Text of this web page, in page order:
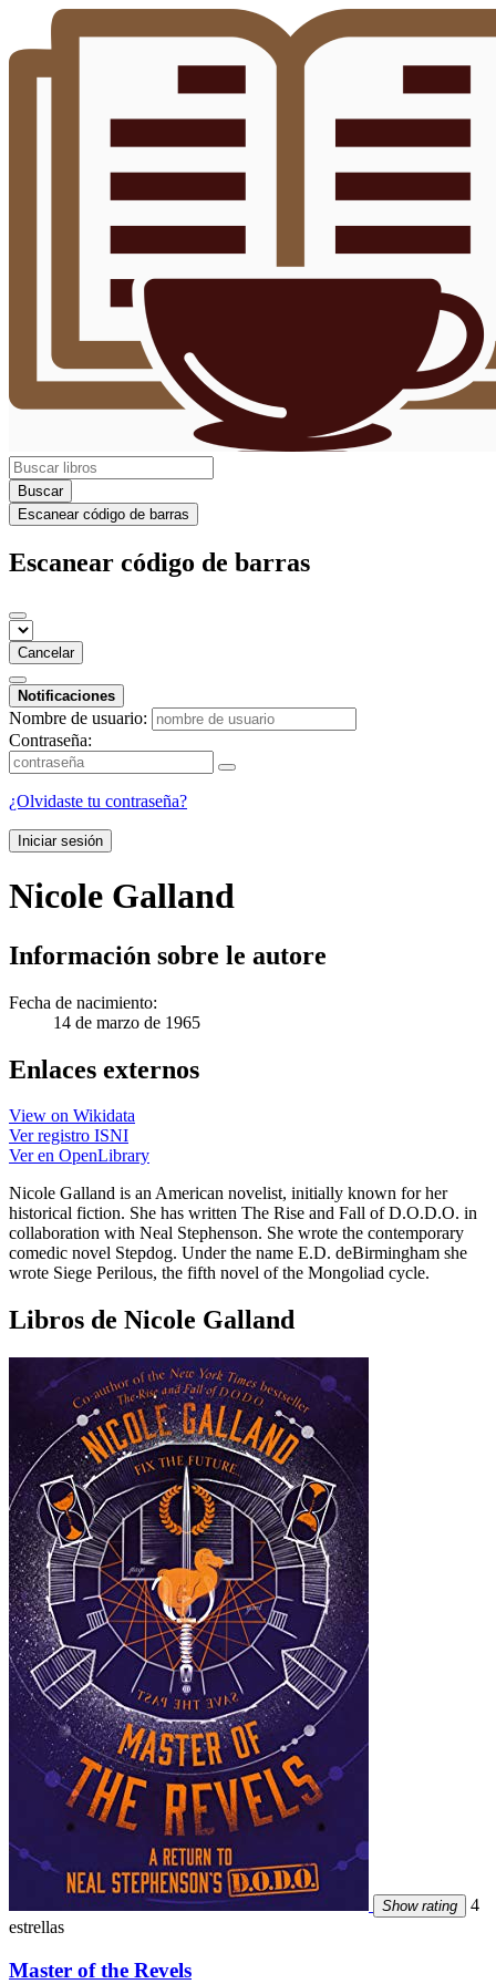
Buscar
Escanear código de barras
Escanear código de barras
Cancelar
Notificaciones
Nombre de usuario:
Contraseña:
¿Olvidaste tu contraseña?
Iniciar sesión
Nicole Galland
Información sobre le autore
Fecha de nacimiento:
14 de marzo de 1965
Enlaces externos
View on Wikidata
Ver registro ISNI
Ver en OpenLibrary
Nicole Galland is an American novelist, initially known for her
historical fiction. She has written The Rise and Fall of D.O.D.O. in
collaboration with Neal Stephenson. She wrote the contemporary
comedic novel Stepdog. Under the name E.D. deBirmingham she
wrote Siege Perilous, the fifth novel of the Mongoliad cycle.
Libros de Nicole Galland
Show rating
4
estrellas
Master of the Revels